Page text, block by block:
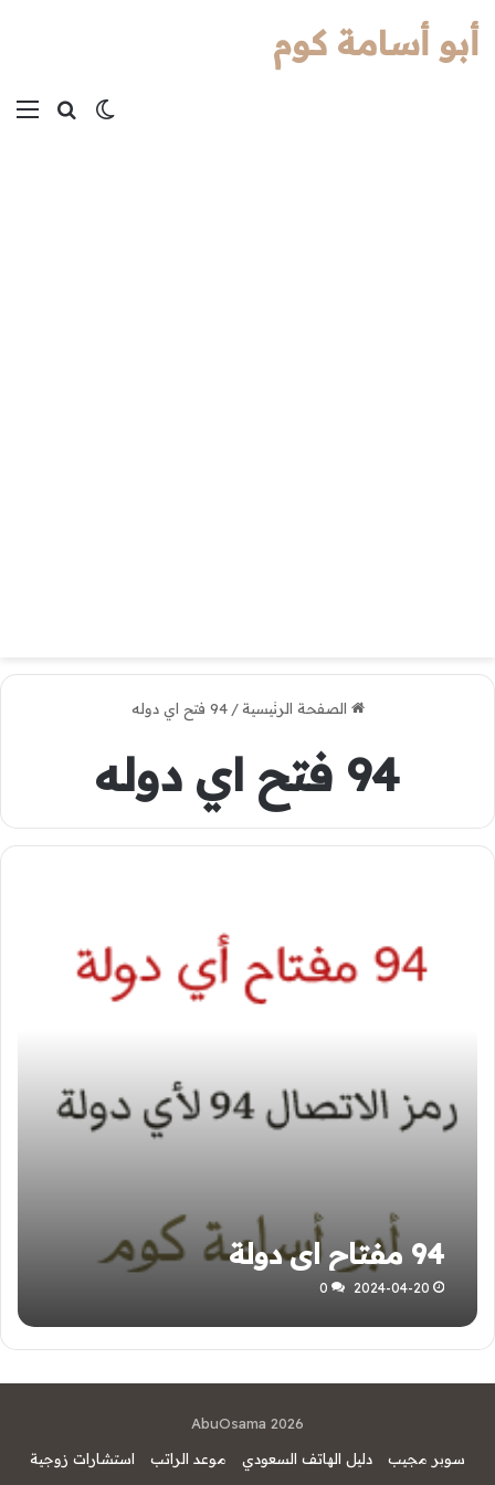
بحثالوضع
أبو أسامة كوم
الصفحة الرئيسية / 94 فتح اي دوله
94 فتح اي دوله
94 مفتاح اي دولة
2024-04-20
0
AbuOsama 2026
سوبر مجيب
دليل الهاتف السعودي موعد الراتب استشارات زوجية